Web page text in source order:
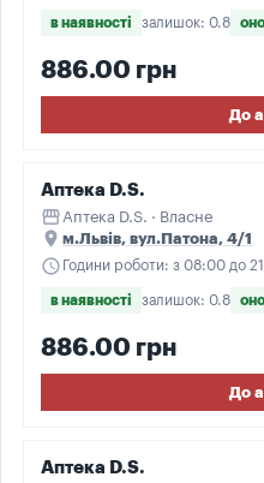
в наявності залишок: 0.8
886.00 грн
До
Аптека D.S.
storefront Аптека D.S. · Власне
place м.Львів, вул.Патона, 4/1
schedule Години роботи: з 08:00 до
в наявності залишок: 0.8
886.00 грн
До
Аптека D.S.